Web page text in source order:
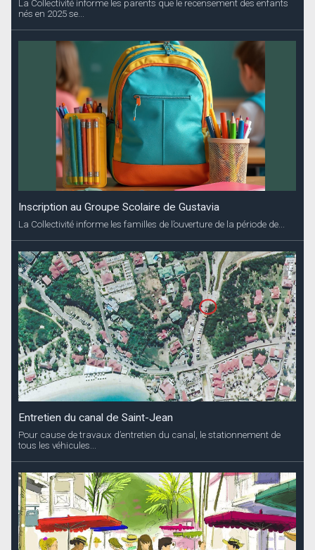
La Collectivité informe les parents que le recensement des enfants
nés en 2025 se...
Inscription au Groupe Scolaire de Gustavia
La Collectivité informe les familles de l’ouverture de la période de...
Entretien du canal de Saint-Jean
Pour cause de travaux d’entretien du canal, le stationnement de
tous les véhicules...